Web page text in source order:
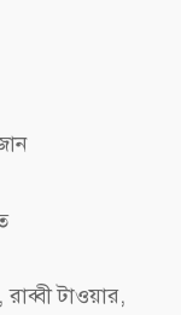
টাওয়ার,